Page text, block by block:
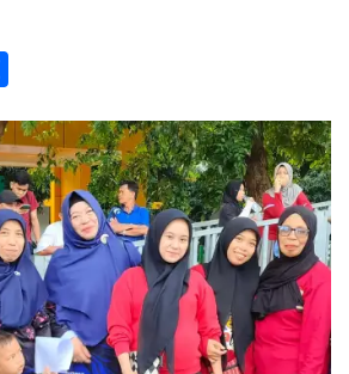
a
r
e